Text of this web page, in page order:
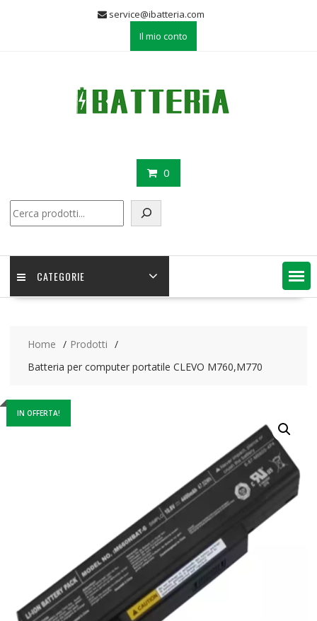
service@ibatteria.com
Il mio conto
0
CATEGORIE
Home
Prodotti
Batteria per computer portatile CLEVO M760,M770
IN OFFERTA!